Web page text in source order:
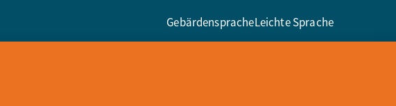
GebärdenspracheLeichte Sprache